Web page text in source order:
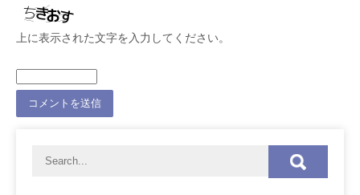
上に表示された文字を入力してください。